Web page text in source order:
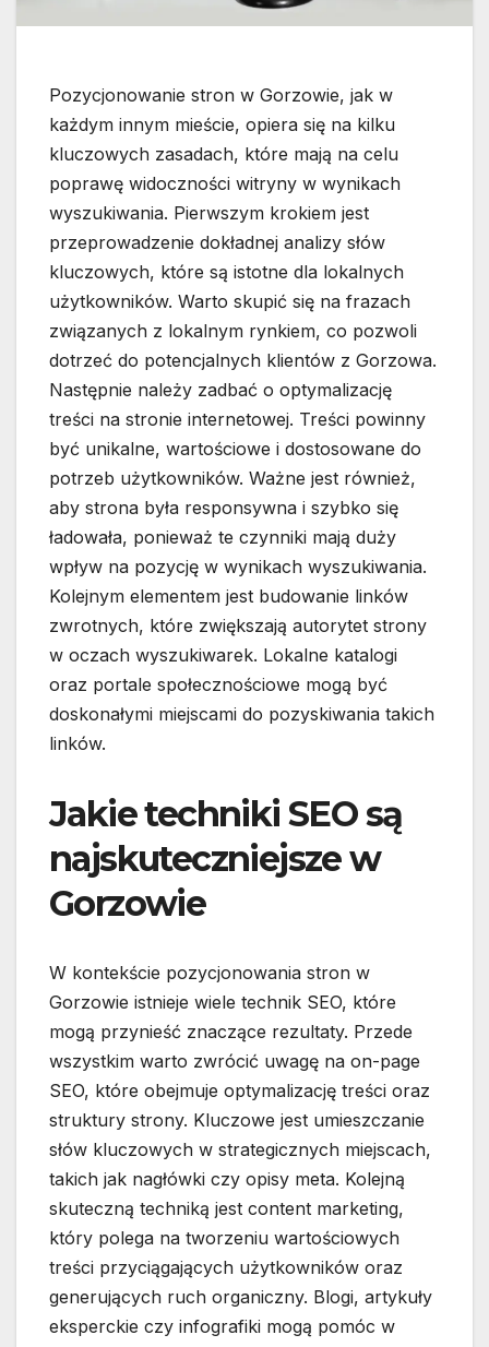
Pozycjonowanie stron w Gorzowie, jak w
każdym innym mieście, opiera się na kilku
kluczowych zasadach, które mają na celu
poprawę widoczności witryny w wynikach
wyszukiwania. Pierwszym krokiem jest
przeprowadzenie dokładnej analizy słów
kluczowych, które są istotne dla lokalnych
użytkowników. Warto skupić się na frazach
związanych z lokalnym rynkiem, co pozwoli
dotrzeć do potencjalnych klientów z Gorzowa.
Następnie należy zadbać o optymalizację
treści na stronie internetowej. Treści powinny
być unikalne, wartościowe i dostosowane do
potrzeb użytkowników. Ważne jest również,
aby strona była responsywna i szybko się
ładowała, ponieważ te czynniki mają duży
wpływ na pozycję w wynikach wyszukiwania.
Kolejnym elementem jest budowanie linków
zwrotnych, które zwiększają autorytet strony
w oczach wyszukiwarek. Lokalne katalogi
oraz portale społecznościowe mogą być
doskonałymi miejscami do pozyskiwania takich
linków.
Jakie techniki SEO są
najskuteczniejsze w
Gorzowie
W kontekście pozycjonowania stron w
Gorzowie istnieje wiele technik SEO, które
mogą przynieść znaczące rezultaty. Przede
wszystkim warto zwrócić uwagę na on-page
SEO, które obejmuje optymalizację treści oraz
struktury strony. Kluczowe jest umieszczanie
słów kluczowych w strategicznych miejscach,
takich jak nagłówki czy opisy meta. Kolejną
skuteczną techniką jest content marketing,
który polega na tworzeniu wartościowych
treści przyciągających użytkowników oraz
generujących ruch organiczny. Blogi, artykuły
eksperckie czy infografiki mogą pomóc w